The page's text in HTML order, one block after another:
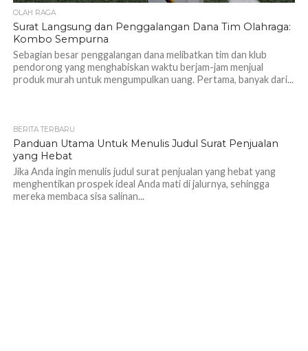
OLAH RAGA
Surat Langsung dan Penggalangan Dana Tim Olahraga:
Kombo Sempurna
Sebagian besar penggalangan dana melibatkan tim dan klub
pendorong yang menghabiskan waktu berjam-jam menjual
produk murah untuk mengumpulkan uang. Pertama, banyak dari...
BERITA TERBARU
Panduan Utama Untuk Menulis Judul Surat Penjualan
yang Hebat
Jika Anda ingin menulis judul surat penjualan yang hebat yang
menghentikan prospek ideal Anda mati di jalurnya, sehingga
mereka membaca sisa salinan...